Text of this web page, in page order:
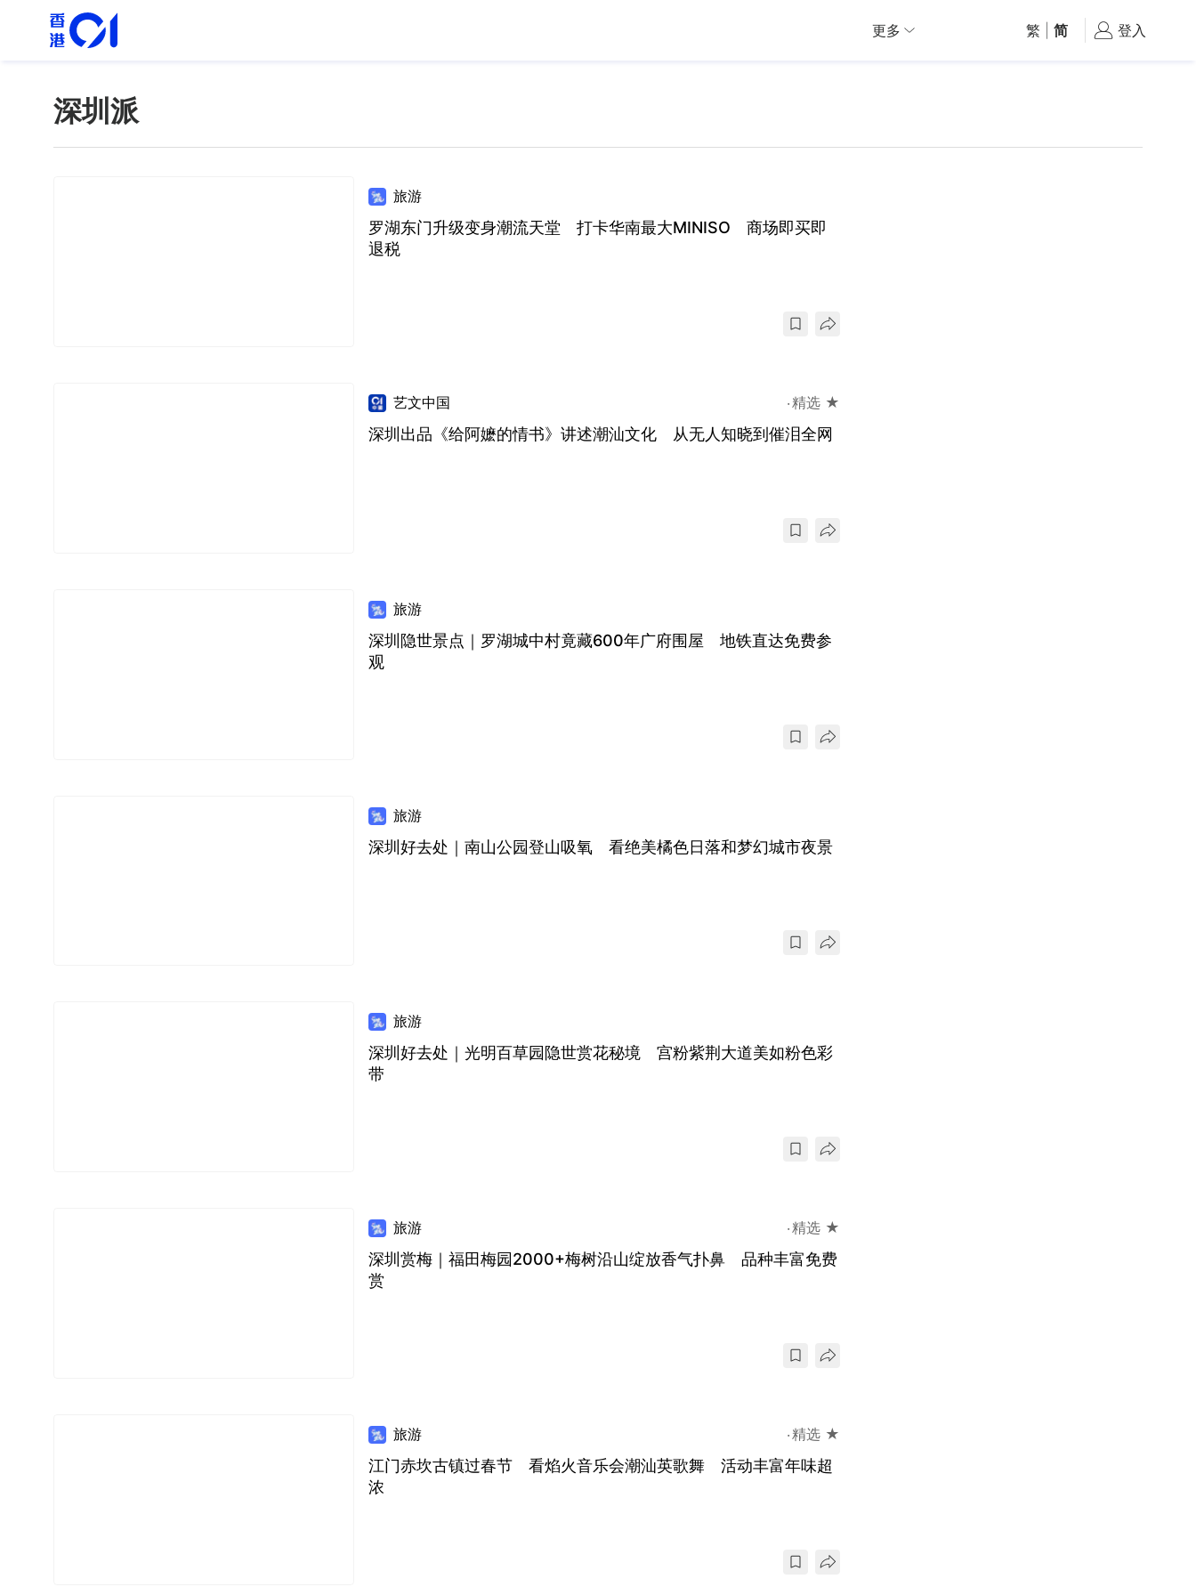
更多 繁 简 登入
深圳派
旅游
罗湖东门升级变身潮流天堂 打卡华南最大MINISO 商场即买即
退税
艺文中国 精选 ★
深圳出品《给阿嬷的情书》讲述潮汕文化 从无人知晓到催泪全网
旅游
深圳隐世景点｜罗湖城中村竟藏600年广府围屋 地铁直达免费参
观
旅游
深圳好去处｜南山公园登山吸氧 看绝美橘色日落和梦幻城市夜景
旅游
深圳好去处｜光明百草园隐世赏花秘境 宫粉紫荆大道美如粉色彩
带
旅游 精选 ★
深圳赏梅｜福田梅园2000+梅树沿山绽放香气扑鼻 品种丰富免费
赏
旅游 精选 ★
江门赤坎古镇过春节 看焰火音乐会潮汕英歌舞 活动丰富年味超
浓